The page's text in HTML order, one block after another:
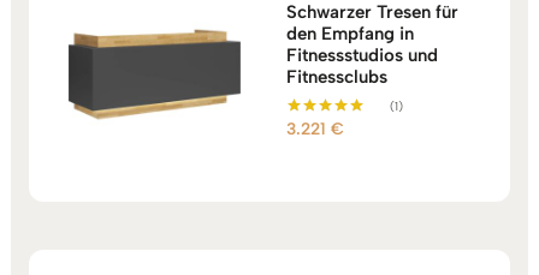
Schwarzer Tresen für
den Empfang in
Fitnessstudios und
Fitnessclubs
Bewertet mit
(1)
3.221€